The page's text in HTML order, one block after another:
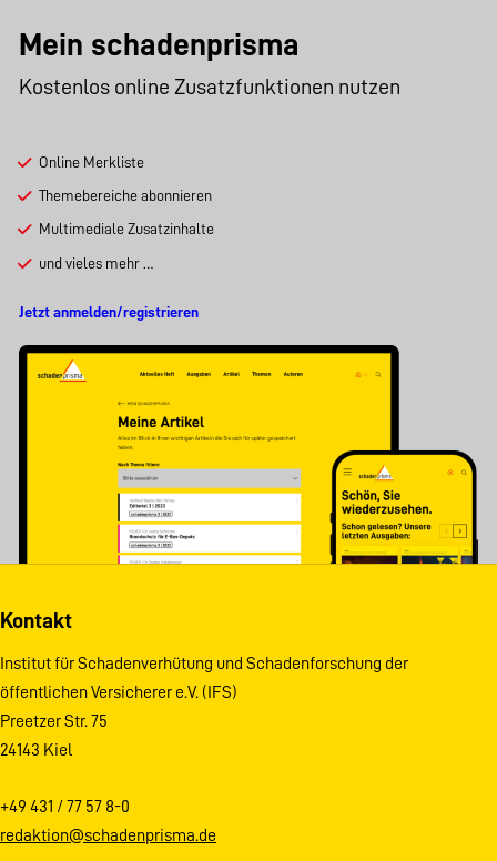
Mein schadenprisma
Kostenlos online Zusatzfunktionen nutzen
Online Merkliste
Themebereiche abonnieren
Multimediale Zusatzinhalte
und vieles mehr …
Jetzt anmelden/registrieren
Kontakt
Institut für Schadenverhütung und Schadenforschung der
öffentlichen Versicherer e.V. (IFS)
Preetzer Str. 75
24143 Kiel
+49 431 / 77 57 8-0
redaktion@schadenprisma.de